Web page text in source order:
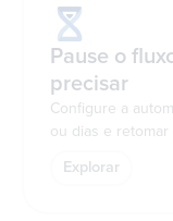
Pause o
precisar
Configure a
ou dias e retomar
Explorar